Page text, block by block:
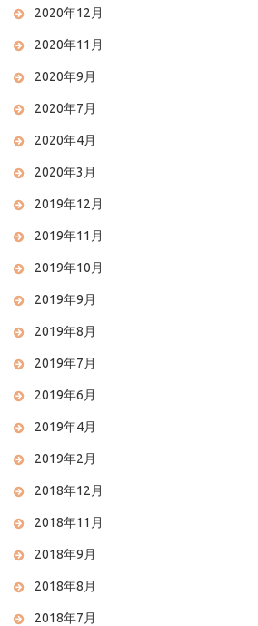
2020年12月
2020年11月
2020年9月
2020年7月
2020年4月
2020年3月
2019年12月
2019年11月
2019年10月
2019年9月
2019年8月
2019年7月
2019年6月
2019年4月
2019年2月
2018年12月
2018年11月
2018年9月
2018年8月
2018年7月